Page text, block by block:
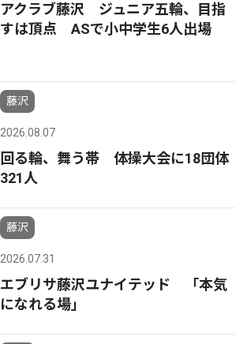
アクラブ藤沢 ジュニア五輪、目指
すは頂点 ASで小中学生6人出場
藤沢
2026.08.07
回る輪、舞う帯 体操大会に18団体
321人
藤沢
2026.07.31
エブリサ藤沢ユナイテッド 「本気
になれる場」